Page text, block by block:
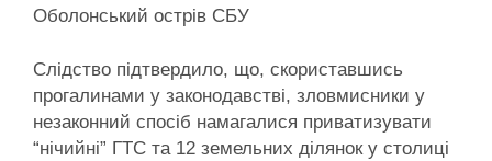
Оболонський острів СБУ
Слідство підтвердило, що, скориставшись
прогалинами у законодавстві, зловмисники у
незаконний спосіб намагалися приватизувати
“нічийні” ГТС та 12 земельних ділянок у столиці